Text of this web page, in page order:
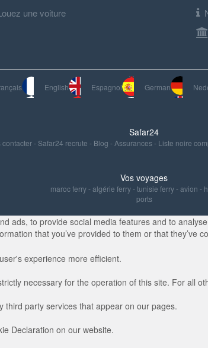
une voiture
English Espagnol German
Safar24
contacter-Safar24 recrute - Blog - Assurances- Liste noire
Vos voyages
maroc ferry-algérie ferry-tunisie ferry-avion -
ports
ads, to provide social media features and to
that you’ve provided to them or that they’ve
experience more efficient.
necessary for the operation of this site. For all
third party services that appear on our pages.
Declaration on our website.